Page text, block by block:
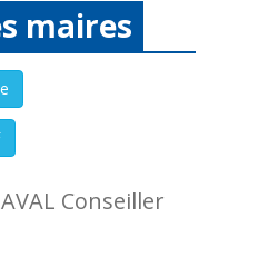
maires
Conseiller